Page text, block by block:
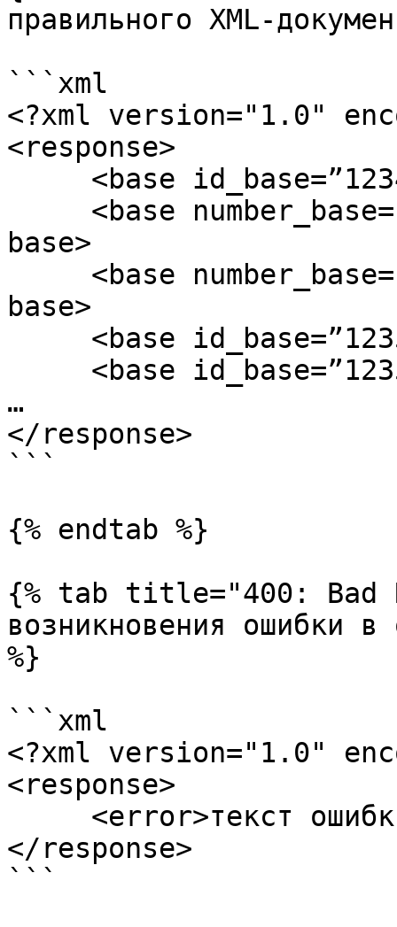
правильного XML-
```xml
<?xml version="1.0"
<response>
base>
base>
…
</response>
```
{% endtab %}
{% tab title="400: Bad
возникновения ошибки в
%}
```xml
<?xml version="1.0"
<response>
</response>
```